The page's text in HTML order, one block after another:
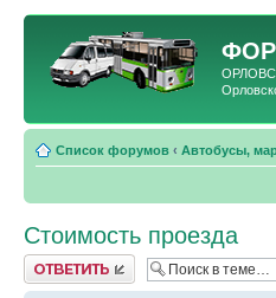
Список форумов ‹ Автобусы,
Стоимость проезда
Ответить